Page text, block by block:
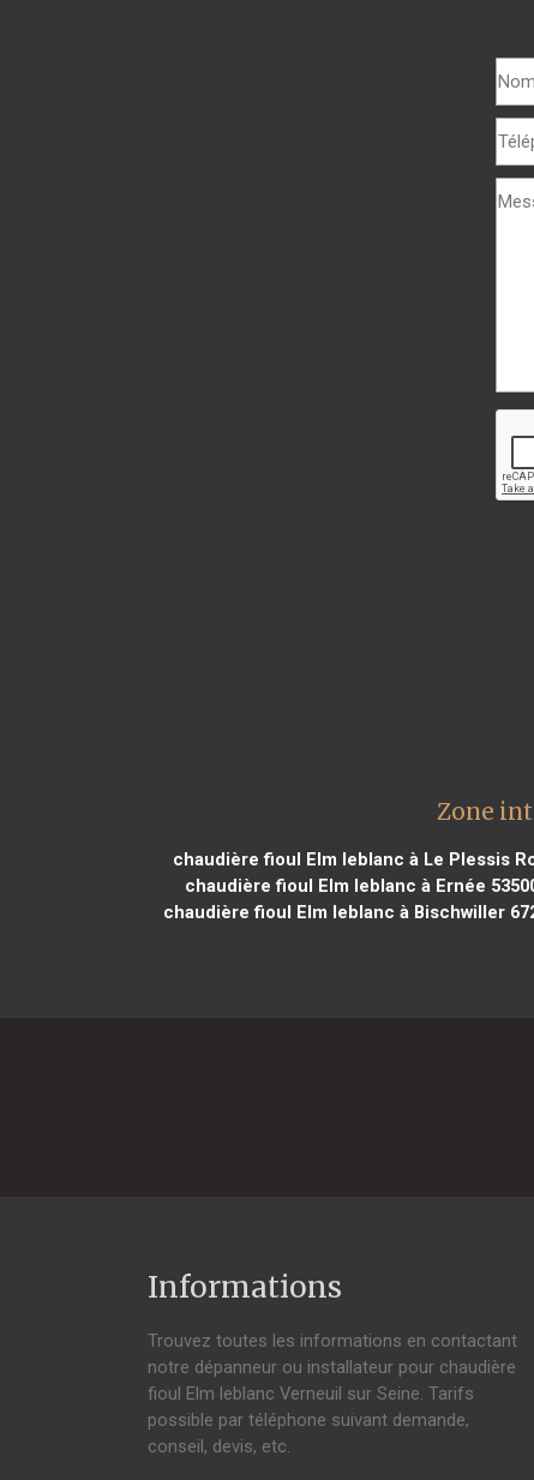
Zone
chaudière fioul Elm leblanc à Le Plessis
chaudière fioul Elm leblanc à Ernée
chaudière fioul Elm leblanc à Bischwiller
Informations
Trouvez toutes les informations en contactant
notre dépanneur ou installateur pour chaudière
fioul Elm leblanc Verneuil sur Seine. Tarifs
possible par téléphone suivant demande,
conseil, devis, etc.